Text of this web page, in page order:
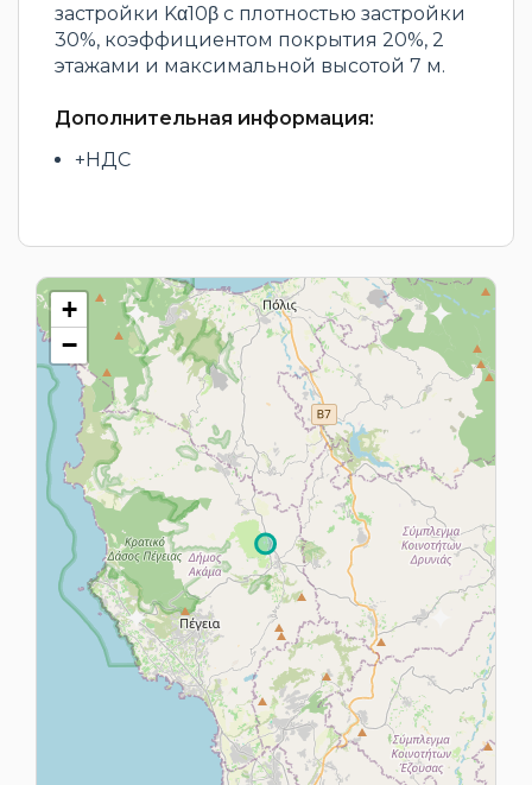
застройки Kα10β с плотностью застройки
30%, коэффициентом покрытия 20%, 2
этажами и максимальной высотой 7 м.
Дополнительная информация:
+НДС
+
−